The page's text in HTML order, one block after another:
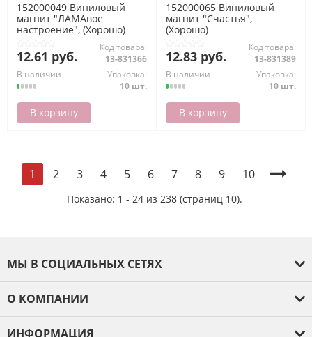
152000049 Виниловый
магнит "ЛАМАвое
настроение", (Хорошо)
12.61 руб.
Код товара:
13-831366
В наличии
Упаковка:
10 шт.
В корзину
152000065 Виниловый
магнит "Счастья",
(Хорошо)
12.83 руб.
Код товара:
13-831389
В наличии
Упаковка:
10 шт.
В корзину
1 2 3 4 5 6 7 8 9 10
Показано: 1 - 24 из 238 (страниц 10).
МЫ В СОЦИАЛЬНЫХ СЕТЯХ
О КОМПАНИИ
ИНФОРМАЦИЯ